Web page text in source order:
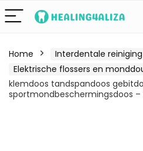
Home
Interdentale reiniging
Elektrische flossers en
klemdoos tandspandoos
sportmondbeschermingsdoos –